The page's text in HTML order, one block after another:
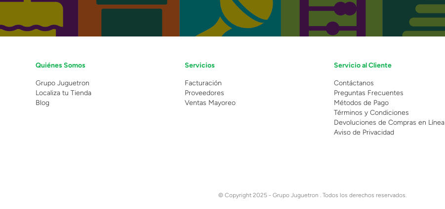
Quiénes Somos
Grupo Juguetron
Localiza tu Tienda
Blog
Servicios
Facturación
Proveedores
Ventas Mayoreo
Servicio al Cliente
Contáctanos
Preguntas Frecuentes
Métodos de Pago
Términos y Condiciones
Devoluciones de Compras en Línea
Aviso de Privacidad
© Copyright 2025 - Grupo Juguetron . Todos los derechos reservados.